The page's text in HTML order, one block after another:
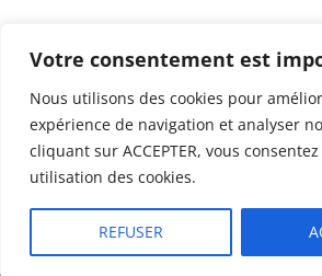
Votre consentement est
Nous utilisons des cookies pour
expérience de navigation et analyser
cliquant sur ACCEPTER, vous
utilisation des cookies.
REFUSER
Qui sommes nous
Contacts
Liste des centres de Neuro-
Données personnelles
Mentions légales
©2026 -Club de Neuro-Ophtalmologie